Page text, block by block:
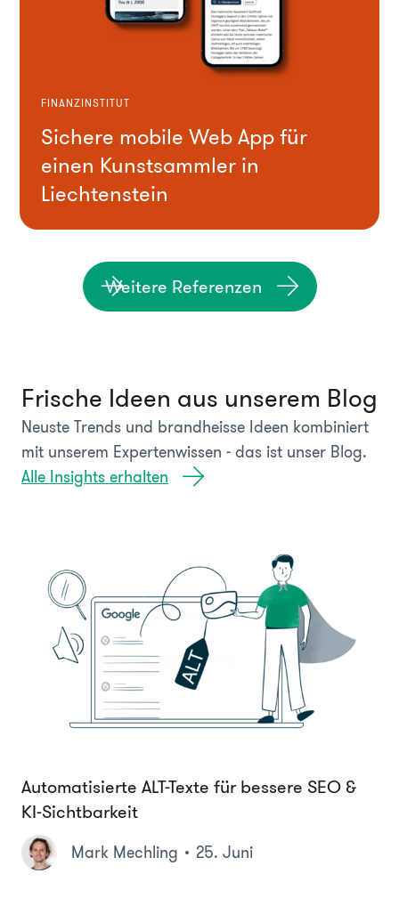
FINANZINSTITUT
Sichere mobile Web App für
einen Kunstsammler in
Liechtenstein
Weitere Referenzen
Frische Ideen aus unserem Blog
Neuste Trends und brandheisse Ideen kombiniert
mit unserem Expertenwissen - das ist unser Blog.
Alle Insights erhalten
Automatisierte ALT-Texte für bessere SEO &
KI-Sichtbarkeit
Mark Mechling 25. Juni